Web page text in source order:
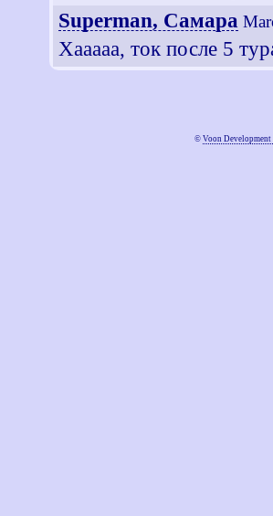
Superman, Самара
Хааааа, ток после 5
© Voon Development